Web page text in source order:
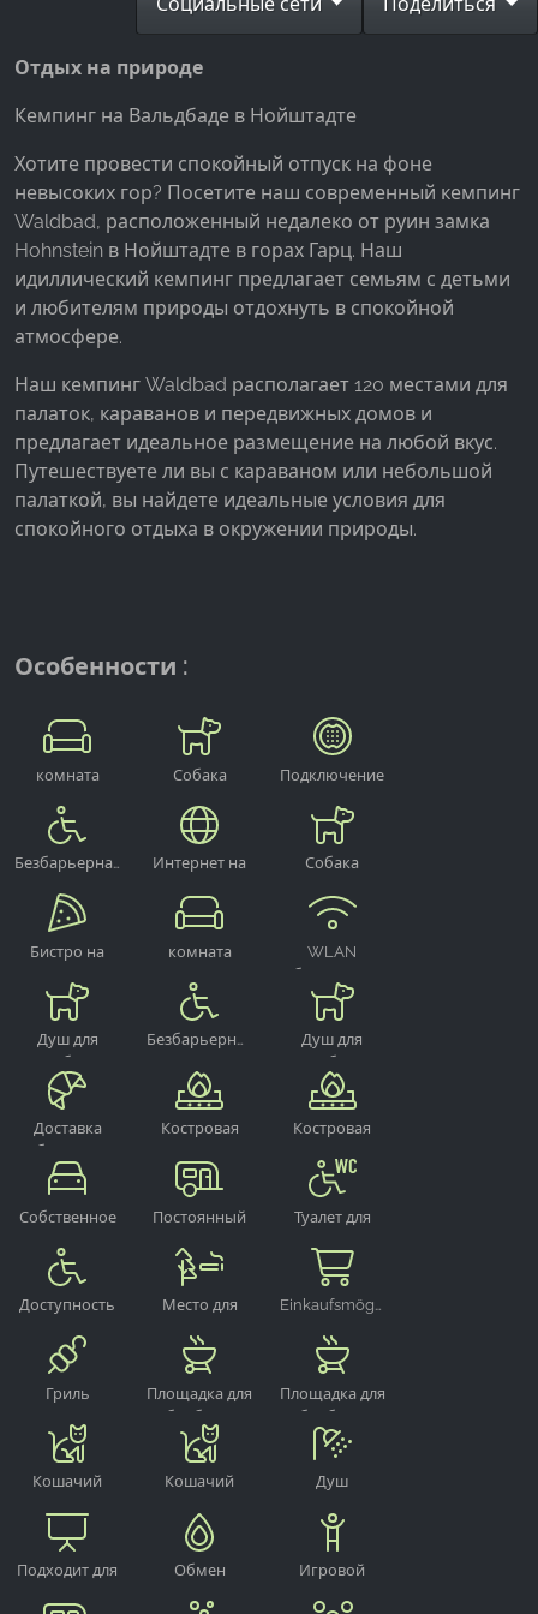
Отдых на природе
Кемпинг на Вальдбаде в Нойштадте
Хотите провести спокойный отпуск на фоне
невысоких гор? Посетите наш современный кемпинг
Waldbad, расположенный недалеко от руин замка
Hohnstein в Нойштадте в горах Гарц. Наш
идиллический кемпинг предлагает семьям с детьми
и любителям природы отдохнуть в спокойной
атмосфере.
Наш кемпинг Waldbad располагает 120 местами для
палаток, караванов и передвижных домов и
предлагает идеальное размещение на любой вкус.
Путешествуете ли вы с караваном или небольшой
палаткой, вы найдете идеальные условия для
спокойного отдыха в окружении природы.
Особенности :
комната
Собака
Подключение
Безбарьерная
Интернет на
отеля
Собака
Бистро на
комната
WLAN
бесплатно
Душ для
собак
Безбарьерные
узлы
Душ для
собак
Доставка
булочек
Костровая
Костровая
Собственное
место
Постоянный
Туалет для
Доступность
инвалидной
коляски
Место для
улице
Einkaufsmöglichkeit
Гриль
Площадка для
барбекю
Площадка для
барбекю
Кошачий
Кошачий
Душ
Подходит для
Обмен
Игровой
Name:
Facebook Ireland Ltd.
Purpose:
Измерение рекламы и маркетинг
Cookie duration:
3 месяца - 1 год
СТАТИСТИКА
Статистические Cookies собирают информацию
анонимно. Эта информация помогает нам
понять, как наши посетители используют наш
сайт.
_ga, _gid, _gac_gb_
Google LLC
Purpose:
Cookie duration:
24 часа - 2 года